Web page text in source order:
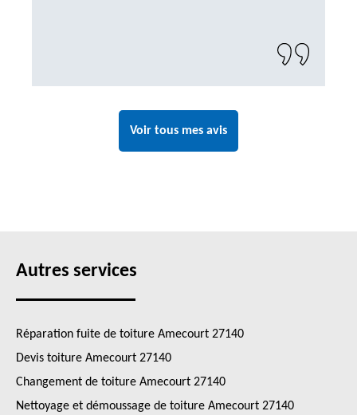
Voir tous mes avis
Autres services
Réparation fuite de toiture Amecourt 27140
Devis toiture Amecourt 27140
Changement de toiture Amecourt 27140
Nettoyage et démoussage de toiture Amecourt 27140